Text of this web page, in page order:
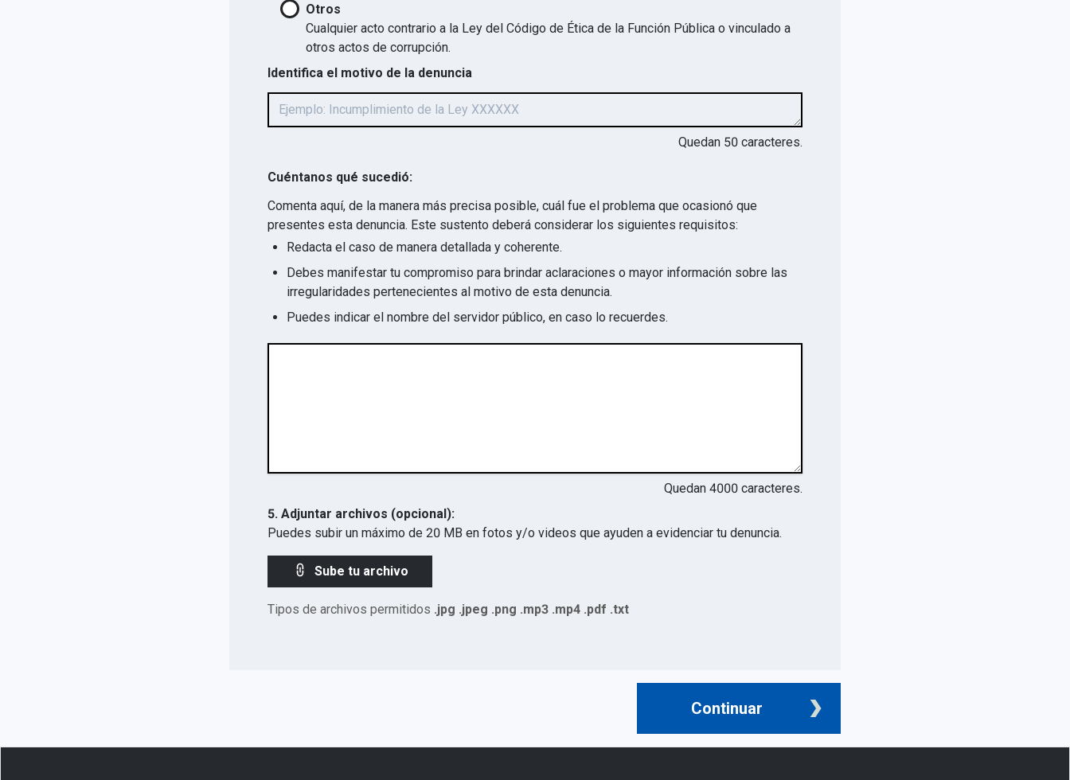
Otros
Cualquier acto contrario a la Ley del Código de Ética de la Función Pública o vinculado a
otros actos de corrupción.
Identifica el motivo de la denuncia
Quedan 50 caracteres.
Cuéntanos qué sucedió:
Comenta aquí, de la manera más precisa posible, cuál fue el problema que ocasionó que
presentes esta denuncia. Este sustento deberá considerar los siguientes requisitos:
Redacta el caso de manera detallada y coherente.
Debes manifestar tu compromiso para brindar aclaraciones o mayor información sobre las
irregularidades pertenecientes al motivo de esta denuncia.
Puedes indicar el nombre del servidor público, en caso lo recuerdes.
Quedan 4000 caracteres.
5. Adjuntar archivos (opcional):
Puedes subir un máximo de 20 MB en fotos y/o videos que ayuden a evidenciar tu denuncia.
Sube tu archivo
Tipos de archivos permitidos .jpg .jpeg .png .mp3 .mp4 .pdf .txt
Continuar